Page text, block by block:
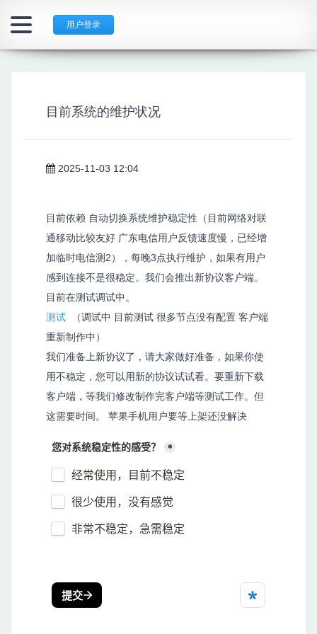
用户登录
目前系统的维护状况
2025-11-03 12:04
目前依赖 自动切换系统维护稳定性（目前网络对联
通移动比较友好 广东电信用户反馈速度慢，已经增
加临时电信测2），每晚3点执行维护，如果有用户
感到连接不是很稳定。我们会推出新协议客户端。
目前在测试调试中。
测试 （调试中 目前测试 很多节点没有配置 客户端
重新制作中）
我们准备上新协议了，请大家做好准备，如果你使
用不稳定，您可以用新的协议试试看。要重新下载
客户端，等我们修改制作完客户端等测试工作。但
这需要时间。 苹果手机用户要等上架还没解决